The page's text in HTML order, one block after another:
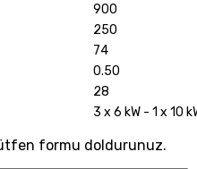
900
250
74
0.50
28
3 x 6 kW - 1 x 10
formu doldurunuz.